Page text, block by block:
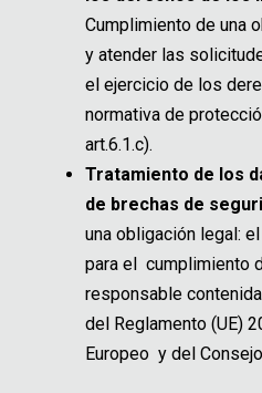
Cumplimiento de una
y atender las
el ejercicio de los
normativa de
art.6.1.c).
Tratamiento de los
de brechas de
una obligación legal:
para el cumplimiento
responsable
del Reglamento (UE)
Europeo y del